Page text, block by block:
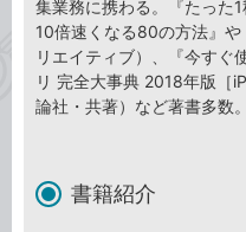
集業務に携わる。『たった
10倍速くなる80の方法』
リエイティブ）、『今すぐ
リ 完全大事典 2018年版［
論社・共著）など著書多数。
書籍紹介